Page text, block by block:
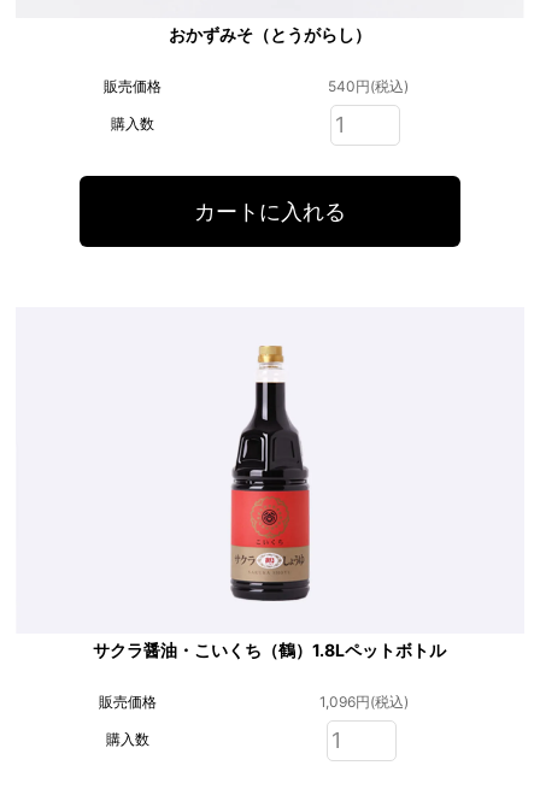
おかずみそ（とうがらし）
販売価格 540円(税込)
購入数
サクラ醤油・こいくち（鶴）1.8Lペットボトル
販売価格 1,096円(税込)
購入数